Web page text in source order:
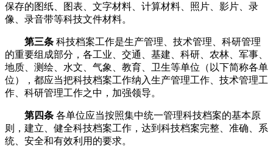
保存的图纸、图表、文字材料、计算材料、照片、影片、录
像、录音带等科技文件材料。
第三条 科技档案工作是生产管理、技术管理、科研管理
的重要组成部分，各工业、交通、基建、科研、农林、军事、
地质、测绘、水文、气象、教育、卫生等单位（以下简称各单
位），都应当把科技档案工作纳入生产管理工作、技术管理工
作、科研管理工作之中，加强领导。
第四条 各单位应当按照集中统一管理科技档案的基本原
则，建立、健全科技档案工作，达到科技档案完整、准确、系
统、安全和有效利用的要求。